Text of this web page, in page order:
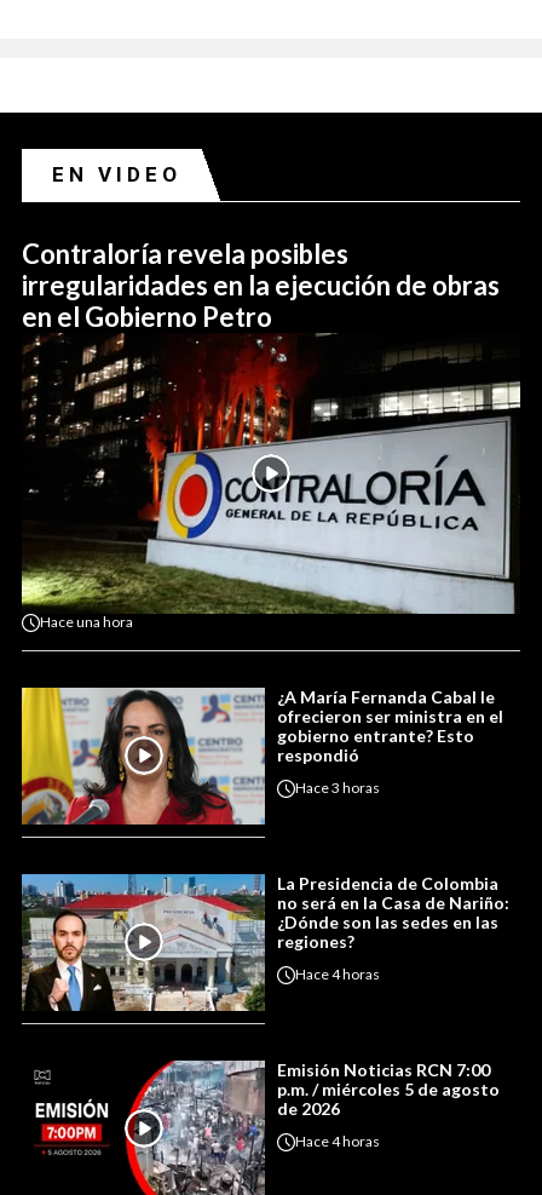
EN VIDEO
Contraloría revela posibles
irregularidades en la ejecución de obras
en el Gobierno Petro
Haceuna hora
¿A María Fernanda Cabal le
ofrecieron ser ministra en el
gobierno entrante? Esto
respondió
Hace3 horas
La Presidencia de Colombia
no será en la Casa de Nariño:
¿Dónde son las sedes en las
regiones?
Hace4 horas
Emisión Noticias RCN 7:00
p.m. / miércoles 5 de agosto
de 2026
Hace4 horas